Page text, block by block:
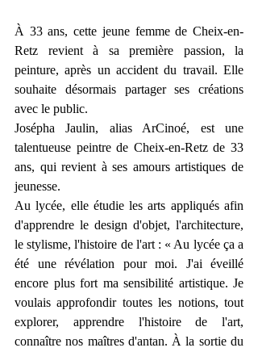
À 33 ans, cette jeune femme de Cheix-en-
Retz revient à sa première passion, la
peinture, après un accident du travail. Elle
souhaite désormais partager ses créations
avec le public.
Josépha Jaulin, alias ArCinoé, est une
talentueuse peintre de Cheix-en-Retz de 33
ans, qui revient à ses amours artistiques de
jeunesse.
Au lycée, elle étudie les arts appliqués afin
d'apprendre le design d'objet, l'architecture,
le stylisme, l'histoire de l'art : « Au lycée ça a
été une révélation pour moi. J'ai éveillé
encore plus fort ma sensibilité artistique. Je
voulais approfondir toutes les notions, tout
explorer, apprendre l'histoire de l'art,
connaître nos maîtres d'antan. À la sortie du